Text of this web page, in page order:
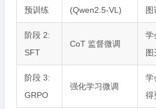
预训练
(Qwen2.5-VL)
图
阶段 2:
SFT
CoT 监督微调
学
图
阶段 3:
GRPO
强化学习微调
学
得